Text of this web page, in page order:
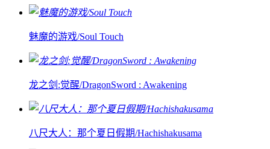
魅魔的游戏/Soul Touch
龙之剑:觉醒/DragonSword : Awakening
八尺大人：那个夏日假期/Hachishakusama